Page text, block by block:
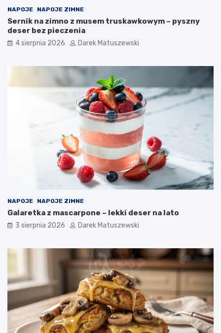
NAPOJE NAPOJE ZIMNE
Sernik na zimno z musem truskawkowym – pyszny
deser bez pieczenia
4 sierpnia 2026 Darek Matuszewski
NAPOJE NAPOJE ZIMNE
Galaretka z mascarpone – lekki deser na lato
3 sierpnia 2026 Darek Matuszewski